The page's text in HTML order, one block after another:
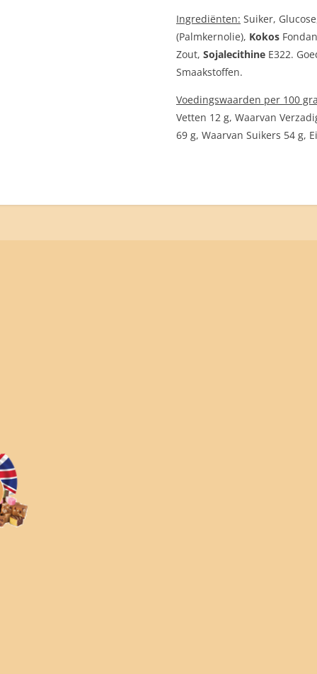
Ingrediënten: Suiker,
(Palmkernolie), Kokos
Zout, Sojalecithine E322.
Smaakstoffen.
Voedingswaarden per 100
Vetten 12 g, Waarvan
69 g, Waarvan Suikers 54 g,